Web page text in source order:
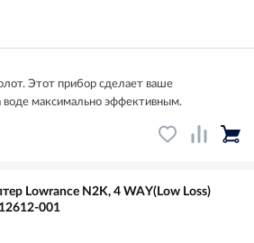
Этот прибор сделает ваше
воде максимально эффективным.
Lowrance N2K, 4 WAY(Low Loss)
001